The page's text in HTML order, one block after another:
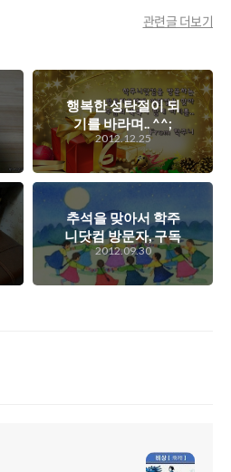
관련글 더보기
행복한 성탄절이 되
기를 바라며.. ^^;
2012.12.25
추석을 맞아서 학주
니닷컴 방문자, 구독
자들도 즐거운 한가
위 보내시길..
2012.09.30